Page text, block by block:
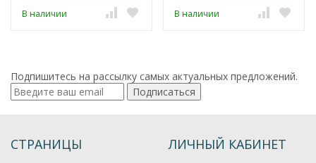
В наличии В наличии
Подпишитесь на рассылку самых актуальных предложений.
Подписаться
СТРАНИЦЫ ЛИЧНЫЙ КАБИНЕТ